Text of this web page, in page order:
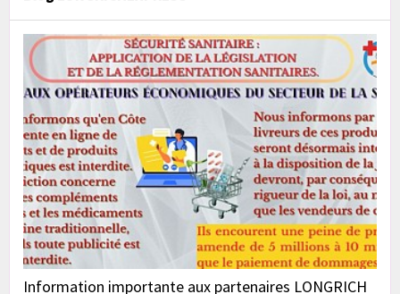
Information importante aux partenaires LONGRICH